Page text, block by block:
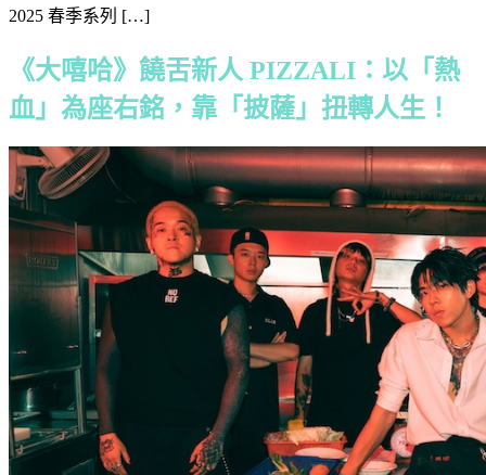
2025 春季系列 […]
《大嘻哈》饒舌新人 PIZZALI：以「熱
血」為座右銘，靠「披薩」扭轉人生！